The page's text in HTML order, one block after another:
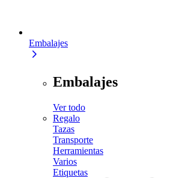
Embalajes
Embalajes
Ver todo
Regalo
Tazas
Transporte
Herramientas
Varios
Etiquetas